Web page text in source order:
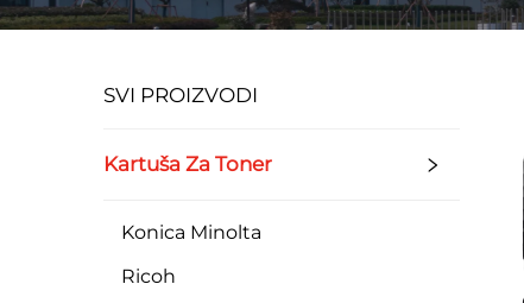
SVI PROIZVODI
Kartuša Za Toner
Konica Minolta
Ricoh